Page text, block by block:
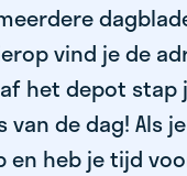
vind je de
het depot
van de dag! Als
heb je tijd